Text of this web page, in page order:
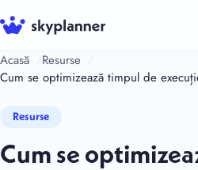
Sari
la
conținut
Acasă
Resurse
Cum se optimizează timpul de
Resurse
Cum se